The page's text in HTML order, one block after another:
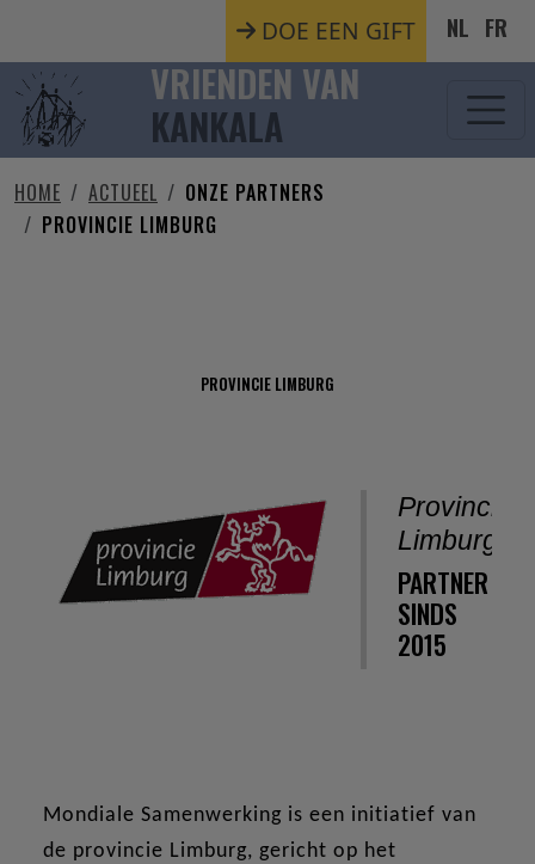
DOE EEN GIFT NL FR
VRIENDEN VAN
KANKALA
HOME ACTUEEL
ONZE PARTNERS
PROVINCIE LIMBURG
PROVINCIE LIMBURG
Provincie
Limburg
PARTNER
SINDS
2015
Mondiale Samenwerking is een initiatief van
de provincie Limburg, gericht op het